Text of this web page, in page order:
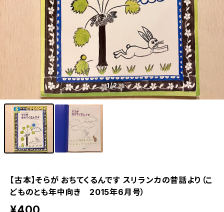
1/2
【古本】そらが おちてくるんです スリランカの昔話より（こ
どものとも年中向き 2015年6月号）